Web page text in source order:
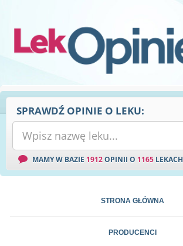
SPRAWDŹ OPINIE O LEKU:
MAMY W BAZIE 1912OPINII O 1165 LEKACH
STRONA GŁÓWNA
PRODUCENCI